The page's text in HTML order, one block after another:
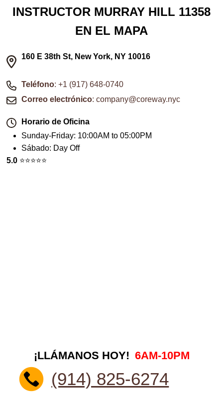
INSTRUCTOR MURRAY HILL 11358
EN EL MAPA
160 E 38th St, New York, NY 10016
Teléfono: +1 (917) 648-0740
Correo electrónico: company@coreway.nyc
Horario de Oficina
Sunday-Friday: 10:00AM to 05:00PM
Sábado: Day Off
5.0 ⭐️⭐️⭐️⭐️⭐️
¡LLÁMANOS HOY! 6AM-10PM
(914) 825-6274